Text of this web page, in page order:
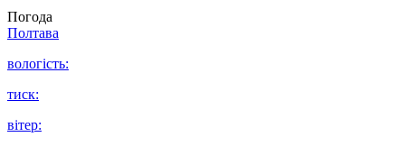
Погода
Полтава
вологість:
тиск:
вітер: